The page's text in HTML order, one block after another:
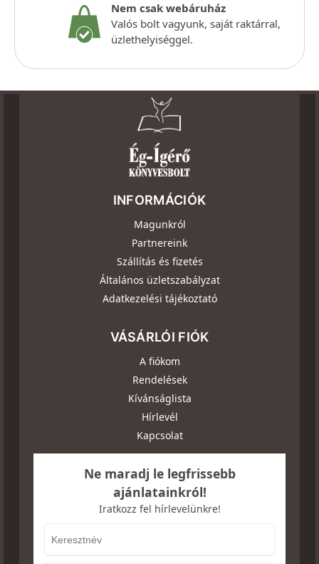
Nem csak webáruház
Valós bolt vagyunk, saját raktárral,
üzlethelyiséggel.
INFORMÁCIÓK
Magunkról
Partnereink
Szállítás és fizetés
Általános üzletszabályzat
Adatkezelési tájékoztató
VÁSÁRLÓI FIÓK
A fiókom
Rendelések
Kívánságlista
Hírlevél
Kapcsolat
Ne maradj le legfrissebb
ajánlatainkról!
Iratkozz fel hírlevelünkre!